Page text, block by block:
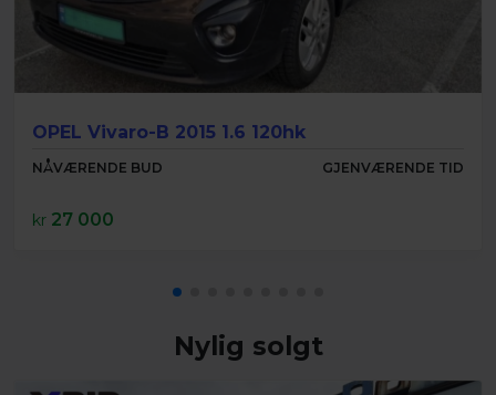
OPEL Vivaro-B 2015 1.6 120hk
NÅVÆRENDE BUD GJENVÆRENDE TID
kr 27 000
Nylig solgt